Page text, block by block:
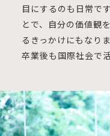
目にするのも日常で
とで、自分の価値観
るきっかけにもなり
卒業後も国際社会で